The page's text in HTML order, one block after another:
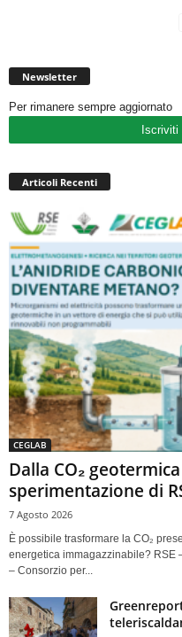
Newsletter
Per rimanere sempre aggiornato
Iscriviti
Articoli Recenti
CEGLAB
Dalla CO₂
sperimentazione di
7 Agosto 2026
È possibile trasformare la CO₂
energetica immagazzinabile? RSE
– Consorzio per...